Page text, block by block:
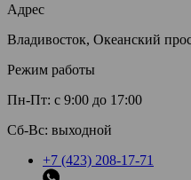
Адрес
Владивосток, Океанский
Режим работы
Пн-Пт: с 9:00 до 17:00
Сб-Вс: выходной
+7 (423) 208-17-71